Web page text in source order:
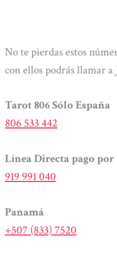
No te pierdas estos
con ellos podrás llamar
Tarot 806 Sólo España
806 533 442
Línea Directa pago por
919 991 040
Panamá
+507 (833) 7520